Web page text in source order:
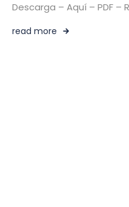
Descarga – Aquí – PDF –
read more